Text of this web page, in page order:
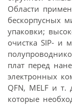
Области
бескорпусных
упаковки;
очистка SIP- и
плат перед
электронных
QFN, MELF и т.
которые